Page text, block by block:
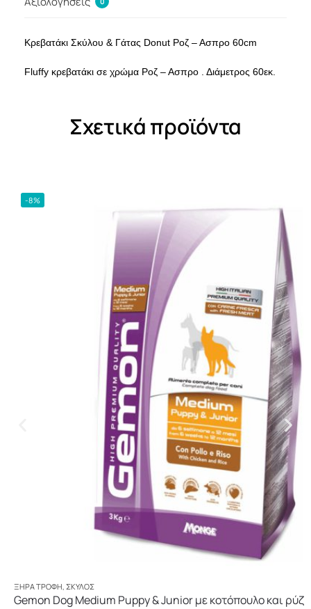
Κρεβατάκι Σκύλου & Γάτας Donut Ροζ – Ασπρο 60cm
Fluffy κρεβατάκι σε χρώμα Ροζ – Ασπρο . Διάμετρος 60εκ.
Σχετικά προϊόντα
-8%
ΞΗΡΆ ΤΡΟΦΉ, ΣΚΎΛΟΣ
Gemon Dog Medium Puppy & Junior με κοτόπουλο και ρύζι